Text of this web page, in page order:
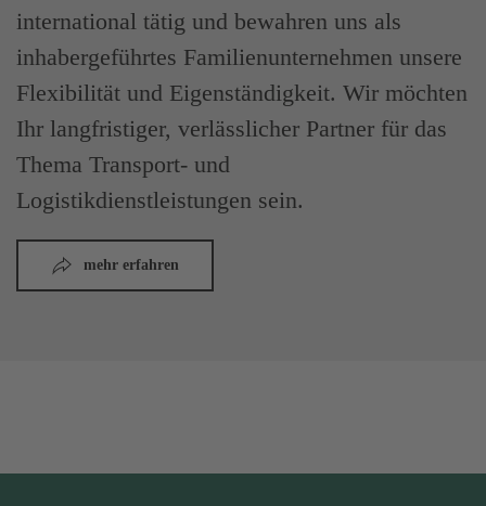
international tätig und bewahren uns als
inhabergeführtes Familienunternehmen unsere
Flexibilität und Eigenständigkeit. Wir möchten
Ihr langfristiger, verlässlicher Partner für das
Thema Transport- und
Logistikdienstleistungen sein.
mehr erfahren